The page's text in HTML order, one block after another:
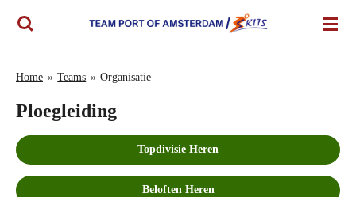
Ga
deHome » Teams » Organisatie
Ploegleiding
Topdivisie Heren
Beloften Heren